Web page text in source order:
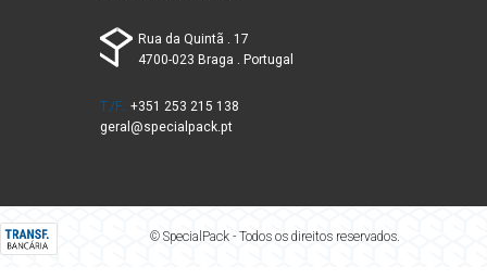
Rua da Quintã . 17
4700-023 Braga . Portugal
T./F.: +351 253 215 138
geral@specialpack.pt
© SpecialPack - Todos os direitos reservados.